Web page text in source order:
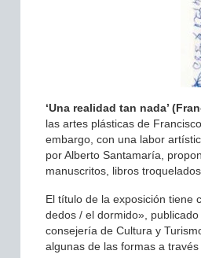
‘Una realidad tan nada’
las artes plásticas de
embargo, con una labor
por Alberto Santamaría,
manuscritos, libros
El título de la exposición tiene
dedos / el dormido»,
consejería de Cultura y
algunas de las formas a